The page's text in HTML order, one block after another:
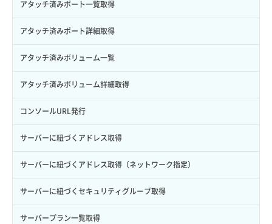
サブユーザー更新
サブユーザー詳細取得
トークン発行
パーミッション一覧取得
ロールからパーミッションを紐づけ解除
ロールにパーミッションを紐づけ
ロール一覧取得
ロール作成
バックアップ詳細一覧取得
バックアップ詳細取得
ボリュームイメージ保存
ボリュームタイプ一覧取得
ボリュームタイプ詳細取得
ボリューム一覧取得
ボリューム作成
ボリューム削除
イメージ削除
イメージ詳細取得
アタッチ済みポート一覧取得
アタッチ済みポート詳細取得
アタッチ済みボリューム一覧
アタッチ済みボリューム詳細取得
コンソールURL発行
サーバーに紐づくアドレス取得
サーバーに紐づくアドレス取得（ネットワーク指定）
サーバーに紐づくセキュリティグループ取得
サーバープラン一覧取得